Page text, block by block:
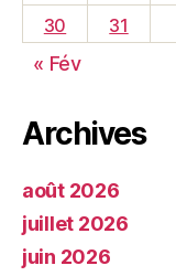
30
31
« Fév
Archives
août 2026
juillet 2026
juin 2026